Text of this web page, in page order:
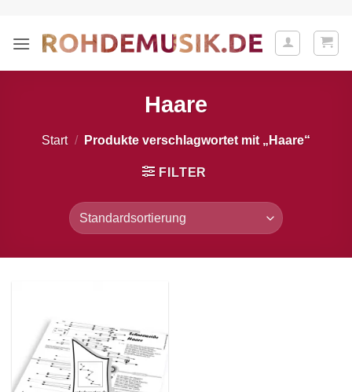
springen
Haare
Start / Produkte verschlagwortet mit „Haare“
FILTER